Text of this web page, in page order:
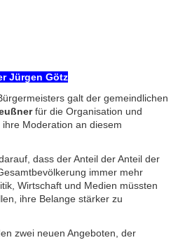
Jürgen Götz
galt der gemeindlichen
für die Organisation und
Moderation an diesem
dass der Anteil der Anteil der
immer mehr
Wirtschaft und Medien müssten
ihre Belange stärker zu
zwei neuen Angeboten, der